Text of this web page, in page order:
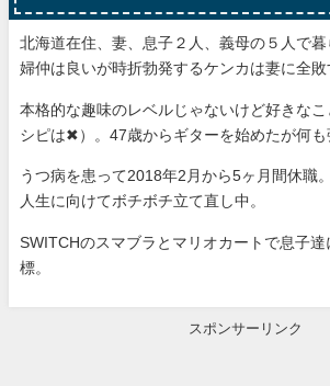
北海道在住、妻、息子２人、義母の５人で
婦仲は良いが時折勃発するケンカは妻に全敗
本格的な趣味のレベルじゃないけど好きな
シピは✖）。47歳からギターを始めたが何も
うつ病を患って2018年2月から5ヶ月間休職
人生に向けてボチボチ立て直し中。
SWITCHのスマブラとマリオカートで息子達
標。
スポンサーリンク